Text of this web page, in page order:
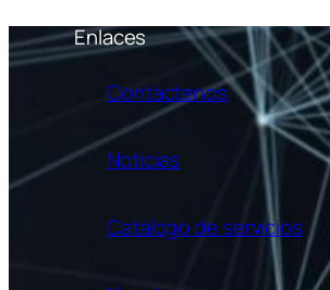
Enlaces
Contáctenos
Noticias
Catálogo de servicios